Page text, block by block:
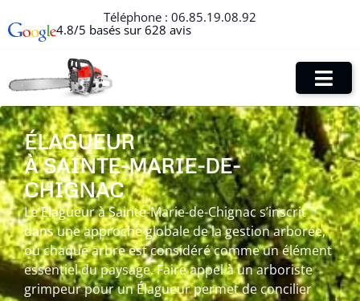
Téléphone : 06.85.19.08.92
4.8/5 basés sur 628 avis
ÉLAGUEUR
À SAINTE-MARIE-DE-
CHIGNAC
Le Élagueur à Sainte-Marie-de-Chignac s’inscrit
dans une approche globale de la gestion arborée,
où chaque arbre est considéré comme un élément
essentiel du paysage. Faire appel à un arboriste
grimpeur pour un Élagueur permet de concilier